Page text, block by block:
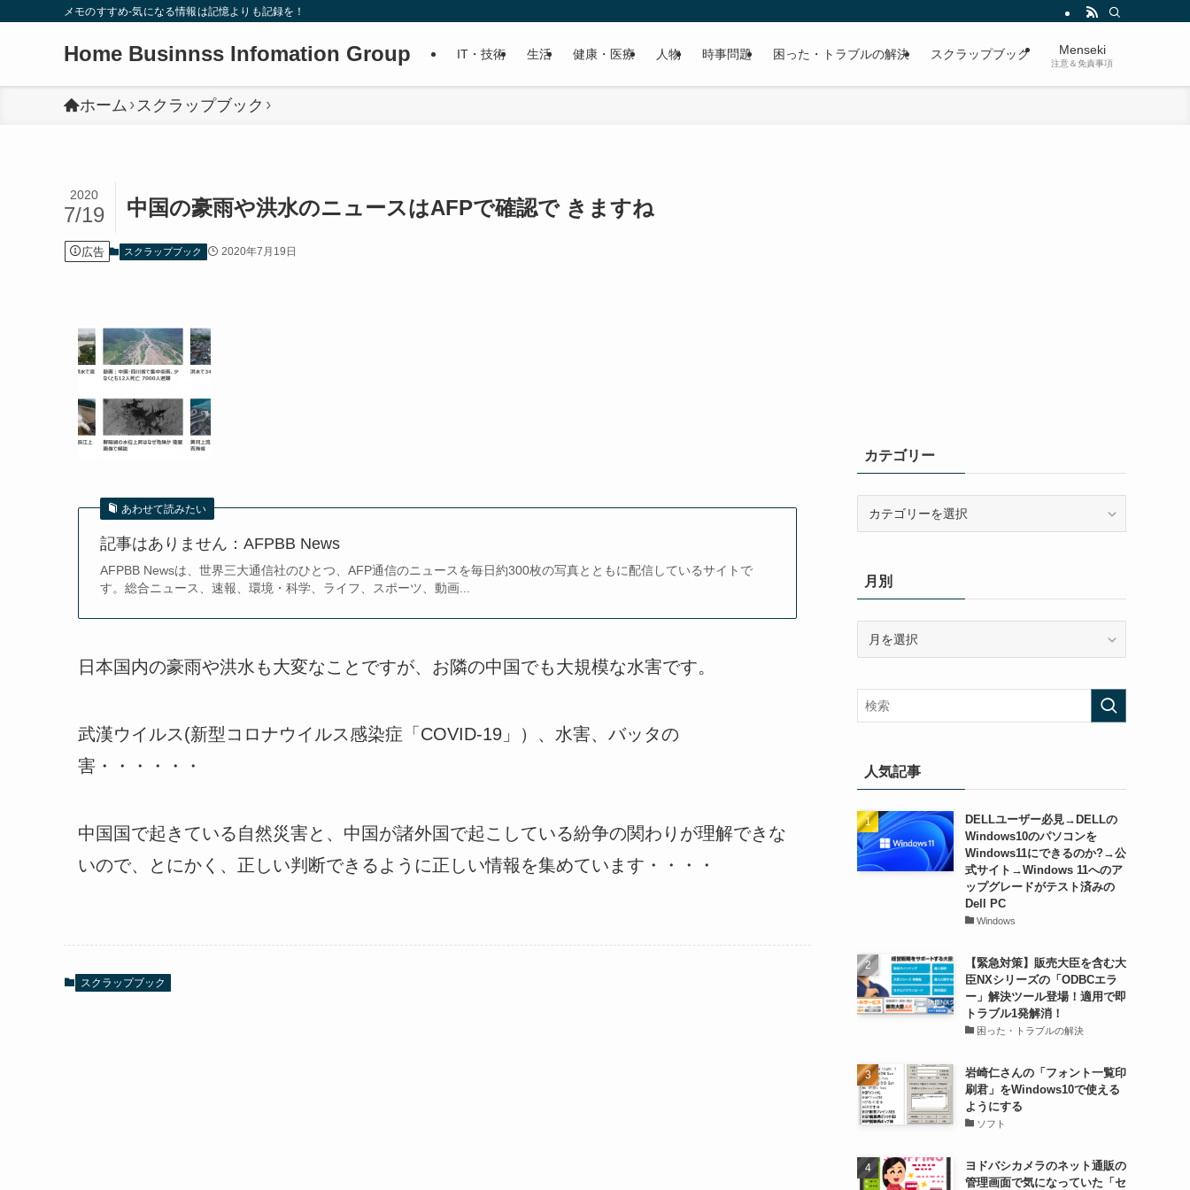
メモのすすめ-気になる情報は記憶よりも記録を！
Home Businnss Infomation Group IT・技術 生活 健康・医療 人物 時事問題 困った・トラブルの解決 スクラップブック Menseki
注意＆免責事項
ホーム スクラップブック
中国の豪雨や洪水のニュースはAFPで確認で きますね
2020
7/19
広告 スクラップブック 2020年7月19日
あわせて読みたい
記事はありません：AFPBB News
AFPBB Newsは、世界三大通信社のひとつ、AFP通信のニュースを毎日約300枚の写真とともに配信しているサイトで
す。総合ニュース、速報、環境・科学、ライフ、スポーツ、動画...
日本国内の豪雨や洪水も大変なことですが、お隣の中国でも大規模な水害です。
武漢ウイルス(新型コロナウイルス感染症「COVID-19」）、水害、バッタの
害・・・・・・
中国国で起きている自然災害と、中国が諸外国で起こしている紛争の関わりが理解できな
いので、とにかく、正しい判断できるように正しい情報を集めています・・・・
スクラップブック
カテゴリー
ー月別
人気記事
DELLユーザー必見→DELLの
Windows10のパソコンを
Windows11にできるのか?→公
式サイト→Windows 11へのア
ップグレードがテスト済みの
Dell PC
Windows
【緊急対策】販売大臣を含む大
臣NXシリーズの「ODBCエラ
ー」解決ツール登場！適用で即
トラブル1発解消！
困った・トラブルの解決
岩崎仁さんの「フォント一覧印
刷君」をWindows10で使える
ようにする
ソフト
ヨドバシカメラのネット通販の
管理画面で気になっていた「セ